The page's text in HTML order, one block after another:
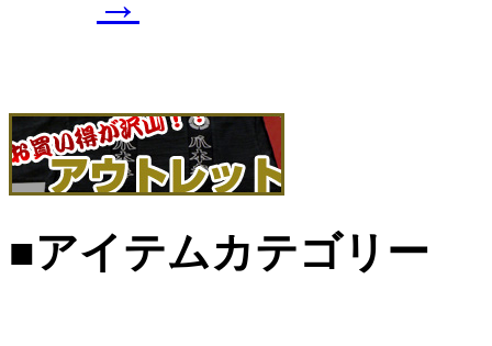
■アイテムカテゴリー